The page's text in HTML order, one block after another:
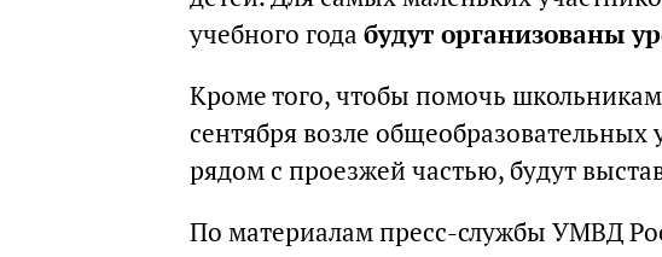
учебного года будут организованы
Кроме того, чтобы помочь школьникам
сентября возле
рядом с проезжей частью, будут
По материалам пресс-службы УМВД